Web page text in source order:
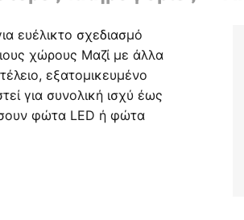
ευέλικτο σχεδιασμό
χώρους Μαζί με άλλα
εξατομικευμένο
για συνολική ισχύ έως
φώτα LED ή φώτα